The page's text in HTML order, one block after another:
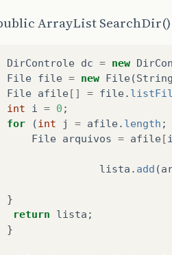
ArrayList
DirControle dc = new
File file = new File(String
File afile[] = file.
int
i = 0 ;
for
(int j = afile. length ;
File arquivos = afile[i
lista . add (
}
return
lista ;
}